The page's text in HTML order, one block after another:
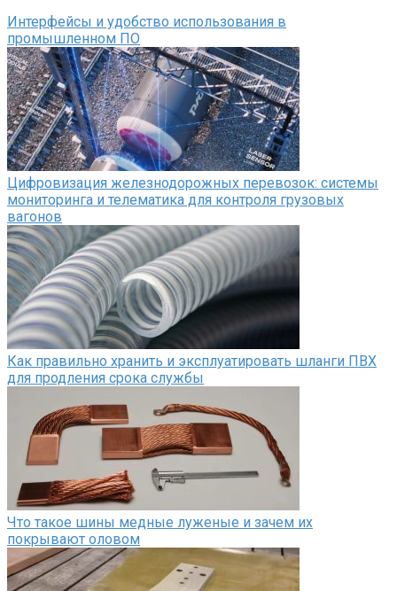
Интерфейсы и удобство использования в
промышленном ПО
Цифровизация железнодорожных перевозок: системы
мониторинга и телематика для контроля грузовых
вагонов
Как правильно хранить и эксплуатировать шланги ПВХ
для продления срока службы
Что такое шины медные луженые и зачем их
покрывают оловом